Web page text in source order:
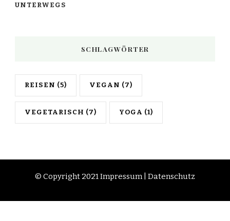
UNTERWEGS
SCHLAGWÖRTER
REISEN (5) VEGAN (7)
VEGETARISCH (7) YOGA (1)
© Copyright 2021Impressum| Datenschutz